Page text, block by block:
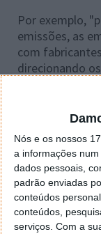
Nós e os nossos
a informações
dados pessoais,
padrão enviadas
conteúdos
conteúdos,
serviços. Com a
Por exemplo,
emissões, as
com
direcionando